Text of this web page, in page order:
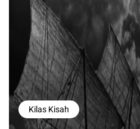
Kilas Kisah